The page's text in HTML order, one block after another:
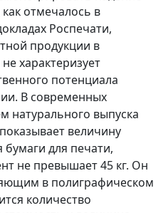
отмечалось в
Роспечати,
продукции в
характеризует
потенциала
В современных
натурального выпуска
величину
для печати,
не превышает 45 кг. Он
в полиграфическом
количество